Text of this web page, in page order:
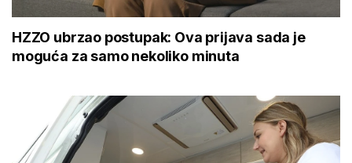
HZZO ubrzao postupak: Ova prijava sada je
moguća za samo nekoliko minuta